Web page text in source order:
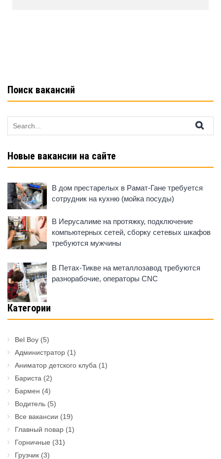
Поиск вакансий
for:
Новые вакансии на сайте
В дом престарелых в Рамат-Гане требуется
сотрудник на кухню (мойка посуды)
В Иерусалиме на протяжку, подключение
компьютерных сетей, сборку сетевых шкафов
требуются мужчины
В Петах-Тикве на металлозавод требуются
разнорабочие, операторы CNC
Категории
Bel Boy (5)
Администратор (1)
Аниматор детского клуба (1)
Бариста (2)
Бармен (4)
Водитель (5)
Все вакансии (19)
Главный повар (1)
Горничные (31)
Грузчик (3)